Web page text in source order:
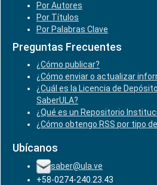
Por Autores
Por Títulos
Por Palabras Clave
Preguntas Frecuentes
¿Cómo publicar?
¿Cómo enviar o actualizar
¿Cuál es la Licencia de
SaberULA?
¿Qué es un Repositorio
¿Cómo obtengo RSS por tipo
Ubícanos
saber@ula.ve
+58-0274-240.23.43